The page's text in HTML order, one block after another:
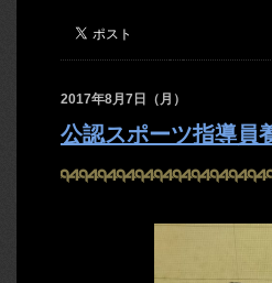
2017年8月7日（月）
公認スポーツ指導員